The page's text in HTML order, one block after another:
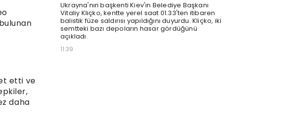
etti ve
daha
Ukrayna'nın başkenti Kiev'in Belediye Başkanı
Vitaliy Kliçko, kentte yerel saat 01.33'ten itibaren
balistik füze saldırısı yapıldığını duyurdu. Kliçko, iki
semtteki bazı depoların hasar gördüğünü
açıkladı.
11:39